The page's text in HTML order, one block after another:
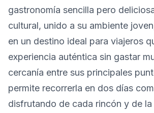
gastronomía sencilla pero
cultural, unido a su ambiente
en un destino ideal para viajeros
experiencia auténtica sin gastar
cercanía entre sus principales
permite recorrerla en dos días
disfrutando de cada rincón y de